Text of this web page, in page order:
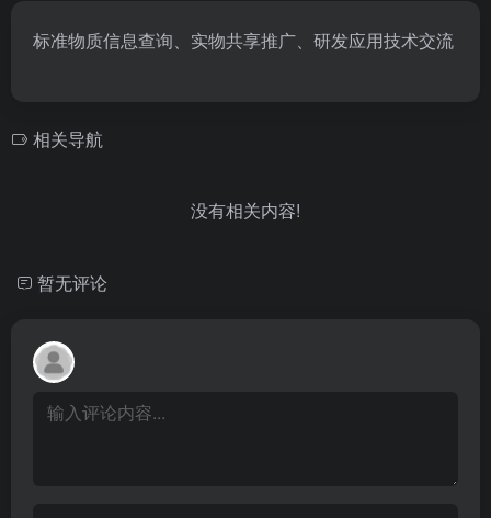
标准物质信息查询、实物共享推广、研发应用技术交流
相关导航
没有相关内容!
暂无评论